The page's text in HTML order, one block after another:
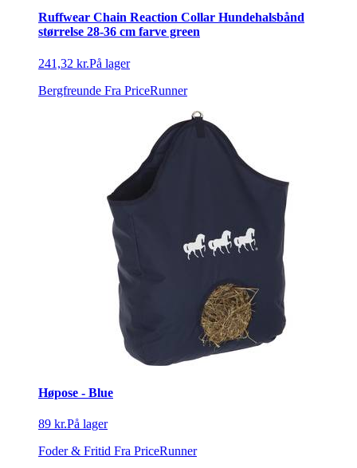
Ruffwear Chain Reaction Collar Hundehalsbånd
størrelse 28-36 cm farve green
241,32 kr.På lager
Bergfreunde Fra PriceRunner
Høpose - Blue
89 kr.På lager
Foder & Fritid Fra PriceRunner